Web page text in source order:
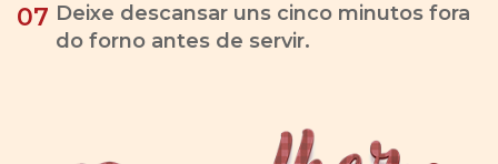
07 Deixe descansar uns cinco minutos fora
do forno antes de servir.